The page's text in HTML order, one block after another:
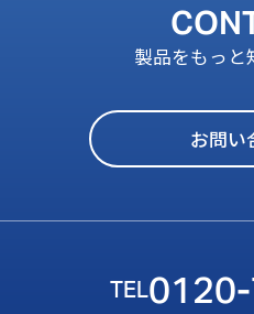
製品をもっと
お問い